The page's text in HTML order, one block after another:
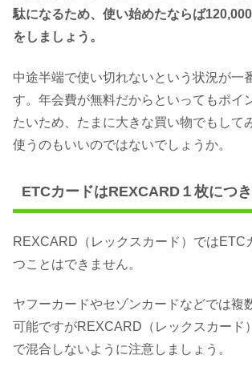
駄になるため、使い始めたならば
をしましょう。
中途半端で使い切れないという状況が一
す。年会費が無料だからといってもポイ
たいため、たまに大きな買い物でもして
使うのもいいのではないでしょうか。
ETCカードはREXCARD１枚につ
REXCARD（レックスカード）ではETC
つことはできません。
ヤフーカードやセゾンカードなどでは複
可能ですがREXCARD（レックスカード
で混合しないように注意しましょう。